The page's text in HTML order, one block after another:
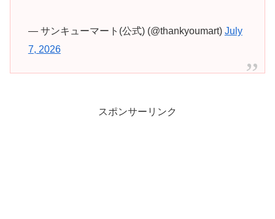
— サンキューマート(公式) (@thankyoumart) July
7, 2026
スポンサーリンク